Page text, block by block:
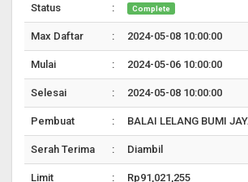
Status : Complete
Max Daftar : 2024-05-08 10:00:00
Mulai : 2024-05-06 10:00:00
Selesai : 2024-05-08 10:00:00
Pembuat : BALAI LELANG BUMI
Serah Terima : Diambil
Limit : Rp91,021,255